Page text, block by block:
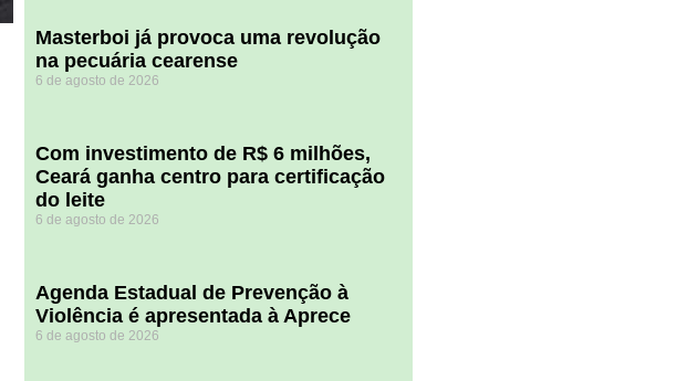
Masterboi já provoca uma revolução
na pecuária cearense
6 de agosto de 2026
Com investimento de R$ 6 milhões,
Ceará ganha centro para certificação
do leite
6 de agosto de 2026
Agenda Estadual de Prevenção à
Violência é apresentada à Aprece
6 de agosto de 2026